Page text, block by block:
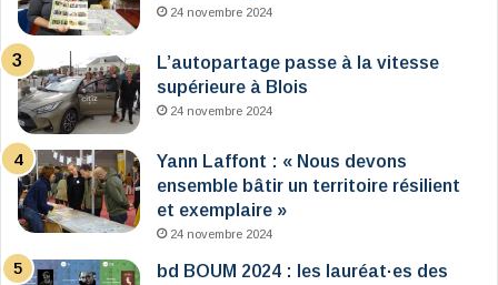
24 novembre 2024
L’autopartage passe à la vitesse
supérieure à Blois
24 novembre 2024
Yann Laffont : « Nous devons
ensemble bâtir un territoire résilient
et exemplaire »
24 novembre 2024
bd BOUM 2024 : les lauréat·es des